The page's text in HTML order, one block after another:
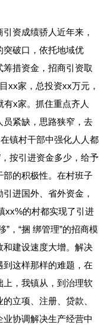
资成绩骄人近年来，
突破口，依托地域优
措资金，招商引资取
xx家，总投资xx万元，
x家。抓住重点齐人
紧缺，思路狭窄，去
镇村干部中强化人人都
按引进资金多少，给予
部的积极性。在村班子
进国外、省外资金，
xx%的村都实现了引进
，“捆 绑管理”的招商模
建设速度大增。解决
这样那样的难题，在
，我镇从，到治理软
立项、注册、贷款、
协调解决生产经营中